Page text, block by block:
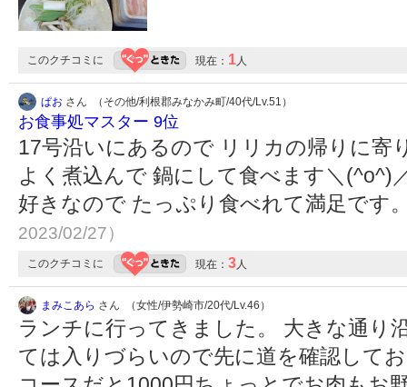
このクチコミに 現在： 1人
ぱお さん （その他/利根郡みなかみ町/40代/Lv.51）
お食事処マスター 9位
17号沿いにあるので リリカの帰りに寄
よく煮込んで 鍋にして食べます＼(^o^)
好きなので たっぷり食べれて満足です
2023/02/27）
このクチコミに 現在： 3人
まみこあら さん （女性/伊勢崎市/20代/Lv.46）
ランチに行ってきました。 大きな通り
ては入りづらいので先に道を確認して